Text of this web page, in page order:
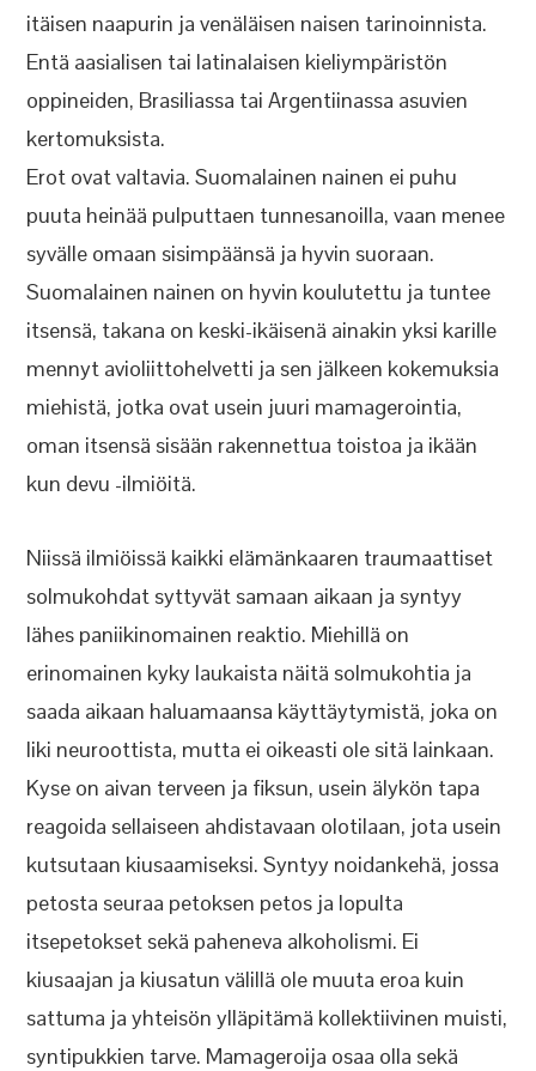
itäisen naapurin ja venäläisen naisen tarinoinnista.
Entä aasialisen tai latinalaisen kieliympäristön
oppineiden, Brasiliassa tai Argentiinassa asuvien
kertomuksista.
Erot ovat valtavia. Suomalainen nainen ei puhu
puuta heinää pulputtaen tunnesanoilla, vaan menee
syvälle omaan sisimpäänsä ja hyvin suoraan.
Suomalainen nainen on hyvin koulutettu ja tuntee
itsensä, takana on keski-ikäisenä ainakin yksi karille
mennyt avioliittohelvetti ja sen jälkeen kokemuksia
miehistä, jotka ovat usein juuri mamagerointia,
oman itsensä sisään rakennettua toistoa ja ikään
kun devu -ilmiöitä.
Niissä ilmiöissä kaikki elämänkaaren traumaattiset
solmukohdat syttyvät samaan aikaan ja syntyy
lähes paniikinomainen reaktio. Miehillä on
erinomainen kyky laukaista näitä solmukohtia ja
saada aikaan haluamaansa käyttäytymistä, joka on
liki neuroottista, mutta ei oikeasti ole sitä lainkaan.
Kyse on aivan terveen ja fiksun, usein älykön tapa
reagoida sellaiseen ahdistavaan olotilaan, jota usein
kutsutaan kiusaamiseksi. Syntyy noidankehä, jossa
petosta seuraa petoksen petos ja lopulta
itsepetokset sekä paheneva alkoholismi. Ei
kiusaajan ja kiusatun välillä ole muuta eroa kuin
sattuma ja yhteisön ylläpitämä kollektiivinen muisti,
syntipukkien tarve. Mamageroija osaa olla sekä